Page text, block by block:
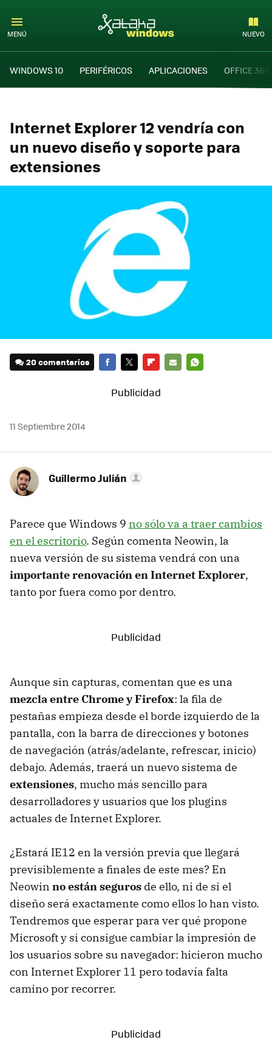
MENÚ NUEVO
WINDOWS 10 PERIFÉRICOS APLICACIONES OFFICE 365
Internet Explorer 12 vendría con
un nuevo diseño y soporte para
extensiones
20 comentarios
11 Septiembre 2014
Guillermo Julián
Parece que Windows 9 no sólo va a traer cambios
en el escritorio. Según comenta Neowin, la
nueva versión de su sistema vendrá con una
importante renovación en Internet Explorer,
tanto por fuera como por dentro.
Aunque sin capturas, comentan que es una
mezcla entre Chrome y Firefox: la fila de
pestañas empieza desde el borde izquierdo de la
pantalla, con la barra de direcciones y botones
de navegación (atrás/adelante, refrescar, inicio)
debajo. Además, traerá un nuevo sistema de
extensiones, mucho más sencillo para
desarrolladores y usuarios que los plugins
actuales de Internet Explorer.
¿Estará IE12 en la versión previa que llegará
previsiblemente a finales de este mes? En
Neowin no están seguros de ello, ni de si el
diseño será exactamente como ellos lo han visto.
Tendremos que esperar para ver qué propone
Microsoft y si consigue cambiar la impresión de
los usuarios sobre su navegador: hicieron mucho
con Internet Explorer 11 pero todavía falta
camino por recorrer.